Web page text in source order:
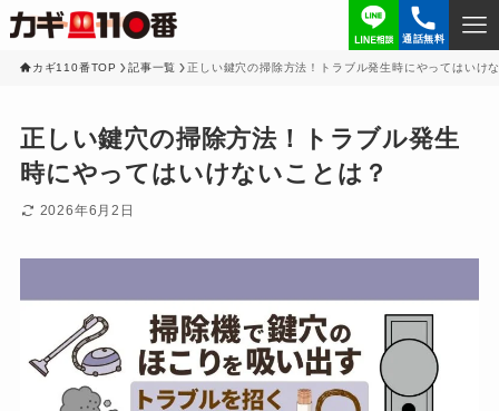
通話無料
カギ110番TOP 記事一覧 正しい鍵穴の掃除方法！トラブル発生時にやってはいけ
正しい鍵穴の掃除方法！トラブル発生
時にやってはいけないことは？
2026年6月2日